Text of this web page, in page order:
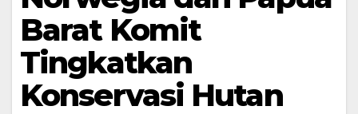
Barat Komit
Tingkatkan
Konservasi Hutan